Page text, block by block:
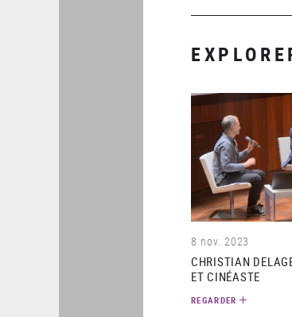
8 nov. 2023
CHRISTIAN
ET CINÉASTE
REGARDER